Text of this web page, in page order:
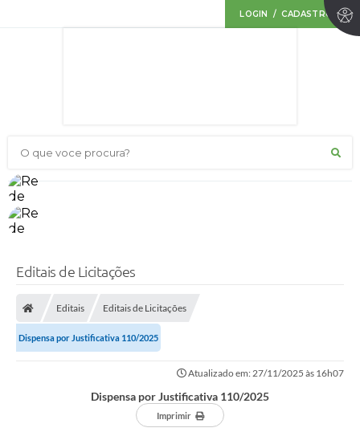
LOGIN / CADASTRO
O que voce procura?
Editais de Licitações
Editais Editais de Licitações
Dispensa por Justificativa 110/2025
Atualizado em: 27/11/2025 às 16h07
Dispensa por Justificativa 110/2025
Imprimir